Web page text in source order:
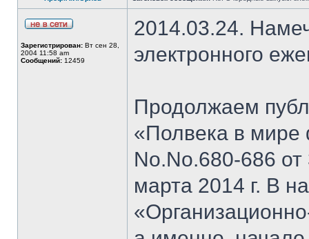
Зарегистрирован: Вт сен 28,
2004 11:58 am
Сообщений: 12459
2014.03.24.
электронного
Продолжаем
«Полвека в мире
No.No.680-686
марта 2014 г. В